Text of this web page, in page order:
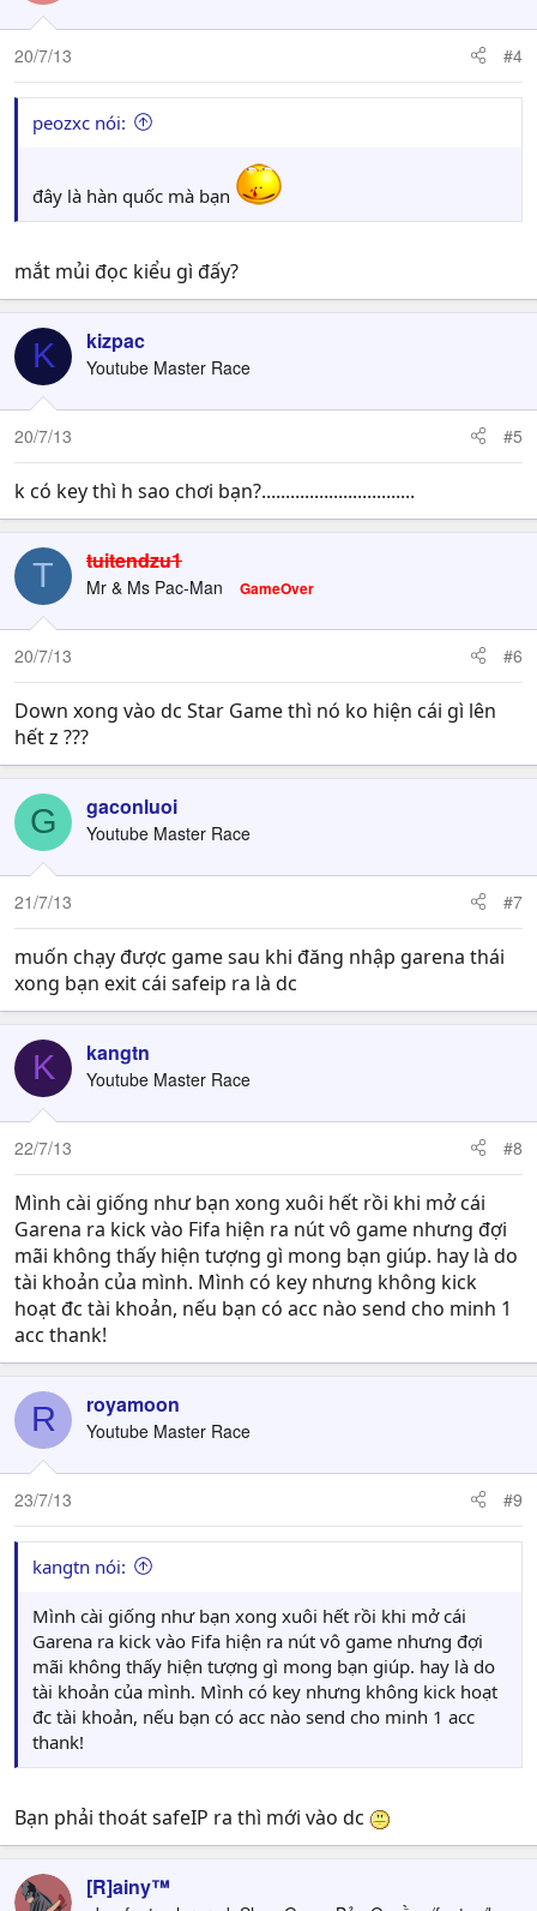
20/7/13 #4
peozxc nói:
đây là hàn quốc mà bạn
mắt mủi đọc kiểu gì đấy?
K kizpac
Youtube Master Race
20/7/13 #5
k có key thì h sao chơi bạn?................................
T tuitendzu1
Mr & Ms Pac-Man GameOver
20/7/13 #6
Down xong vào dc Star Game thì nó ko hiện cái gì lên
hết z ???
G gaconluoi
Youtube Master Race
21/7/13 #7
muốn chạy được game sau khi đăng nhập garena thái
xong bạn exit cái safeip ra là dc
K kangtn
Youtube Master Race
22/7/13 #8
Mình cài giống như bạn xong xuôi hết rồi khi mở cái
Garena ra kick vào Fifa hiện ra nút vô game nhưng đợi
mãi không thấy hiện tượng gì mong bạn giúp. hay là do
tài khoản của mình. Mình có key nhưng không kick
hoạt đc tài khoản, nếu bạn có acc nào send cho minh 1
acc thank!
R royamoon
Youtube Master Race
23/7/13 #9
kangtn nói:
Mình cài giống như bạn xong xuôi hết rồi khi mở cái
Garena ra kick vào Fifa hiện ra nút vô game nhưng đợi
mãi không thấy hiện tượng gì mong bạn giúp. hay là do
tài khoản của mình. Mình có key nhưng không kick hoạt
đc tài khoản, nếu bạn có acc nào send cho minh 1 acc
thank!
Bạn phải thoát safeIP ra thì mới vào dc
[R]ainy™